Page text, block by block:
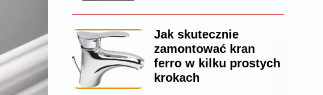
Jak skutecznie
zamontować kran
ferro w kilku prostych
krokach